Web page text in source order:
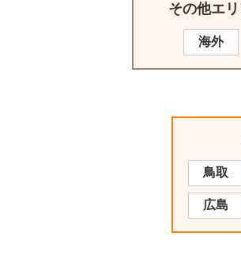
鳥取
広島
その他エ
海外